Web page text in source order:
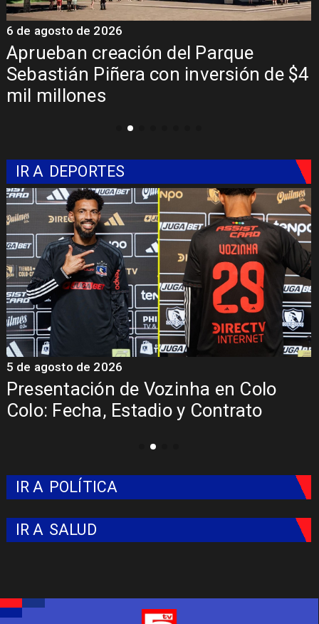
Aprueban creación del Parque
Sebastián Piñera con inversión de $4
mil millones
6 de agosto de 2026
IR A DEPORTES
Presentación de Vozinha en Colo
Colo: Fecha, Estadio y Contrato
5 de agosto de 2026
IR A POLÍTICA
IR A SALUD